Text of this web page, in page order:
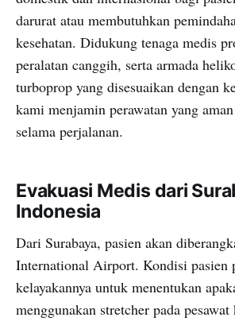
darurat atau membutuhkan
kesehatan. Didukung tenaga medis
peralatan canggih, serta armada
turboprop yang disesuaikan dengan
kami menjamin perawatan yang
selama perjalanan.
Evakuasi Medis dari
Indonesia
Dari Surabaya, pasien akan
International Airport. Kondisi pasien
kelayakannya untuk menentukan
menggunakan stretcher pada